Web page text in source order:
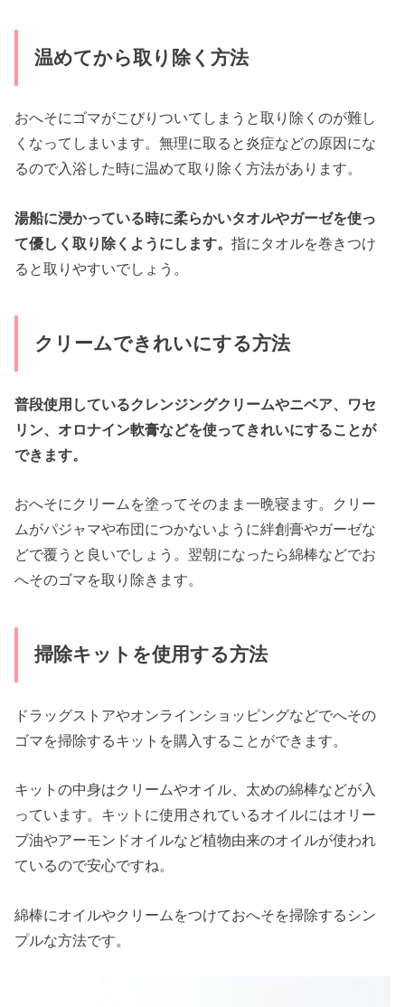
温めてから取り除く方法
おへそにゴマがこびりついてしまうと取り除くのが難し
くなってしまいます。無理に取ると炎症などの原因にな
るので入浴した時に温めて取り除く方法があります。
湯船に浸かっている時に柔らかいタオルやガーゼを使っ
て優しく取り除くようにします。指にタオルを巻きつけ
ると取りやすいでしょう。
クリームできれいにする方法
普段使用しているクレンジングクリームやニベア、ワセ
リン、オロナイン軟膏などを使ってきれいにすることが
できます。
おへそにクリームを塗ってそのまま一晩寝ます。クリー
ムがパジャマや布団につかないように絆創膏やガーゼな
どで覆うと良いでしょう。翌朝になったら綿棒などでお
へそのゴマを取り除きます。
掃除キットを使用する方法
ドラッグストアやオンラインショッピングなどでへその
ゴマを掃除するキットを購入することができます。
キットの中身はクリームやオイル、太めの綿棒などが入
っています。キットに使用されているオイルにはオリー
ブ油やアーモンドオイルなど植物由来のオイルが使われ
ているので安心ですね。
綿棒にオイルやクリームをつけておへそを掃除するシン
プルな方法です。